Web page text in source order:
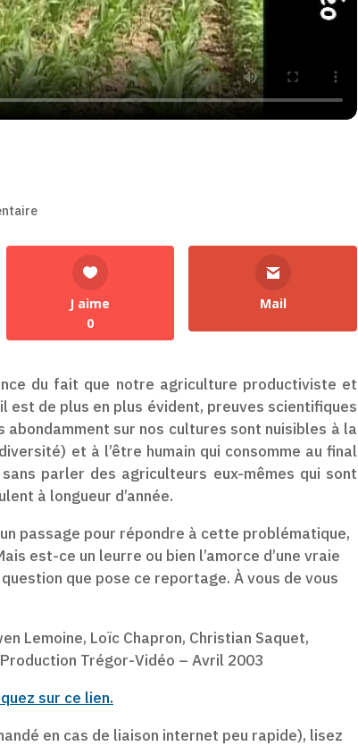
J aime
0
Mail
du fait que notre agriculture productiviste et
est de plus en plus évident, preuves scientifiques
sur nos cultures sont nuisibles à la
et à l’être humain qui consomme au final
parler des agriculteurs eux-mêmes qui sont
à longueur d’année.
passage pour répondre à cette problématique,
est-ce un leurre ou bien l’amorce d’une vraie
que pose ce reportage. À vous de vous
Lemoine, Loïc Chapron, Christian Saquet,
Trégor-Vidéo – Avril 2003
sur ce lien.
en cas de liaison internet peu rapide), lisez